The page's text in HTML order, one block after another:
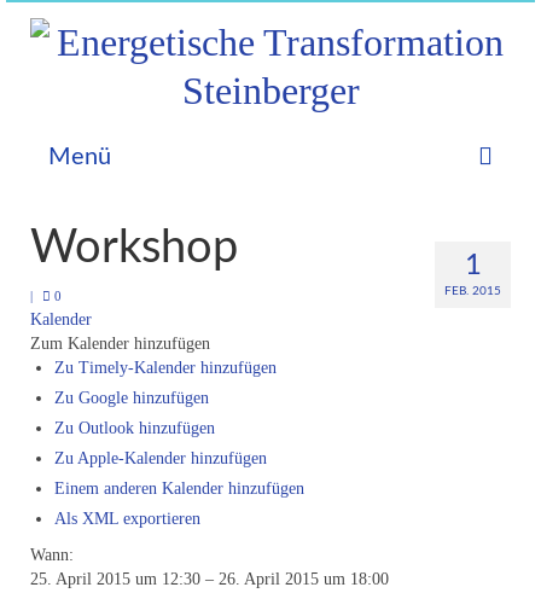
Menü
Geburtshoroskop
Prognosen
Partnerhoroskop
Videos – Aktuelles
Online-Seminare-Astrologie
1
FEB. 2015
Workshop
| 0
Kalender
Zum Kalender hinzufügen
Zu Timely-Kalender hinzufügen
Zu Google hinzufügen
Zu Outlook hinzufügen
Zu Apple-Kalender hinzufügen
Einem anderen Kalender hinzufügen
Als XML exportieren
Wann:
25. April 2015 um 12:30 – 26. April 2015 um 18:00